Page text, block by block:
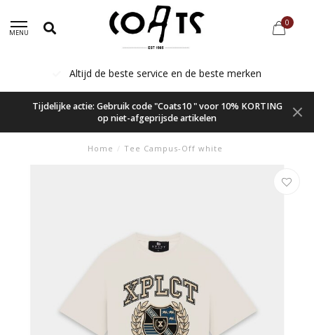
MENU
0
Altijd de beste service en de beste merken
Tijdelijke actie: Gebruik code "Coats10 " voor 10% KORTING
op niet-afgeprijsde artikelen
Home / Tee Campus-Off white